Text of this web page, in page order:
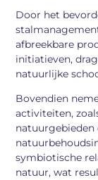
Door het
afbreekbare
initiatieven,
natuurlijke
Bovendien
activiteiten,
natuurgebieden
symbiotische
natuur, wat